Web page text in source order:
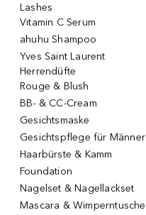
Lashes
Vitamin C Serum
ahuhu Shampoo
Yves Saint Laurent
Herrendüfte
Rouge & Blush
BB- & CC-Cream
Gesichtsmaske
Gesichtspflege für Männer
Haarbürste & Kamm
Foundation
Nagelset & Nagellackset
Mascara & Wimperntusche